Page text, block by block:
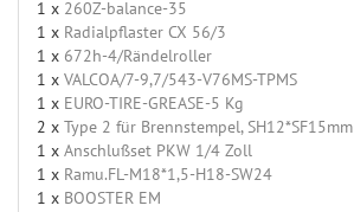
1 x 260Z-balance-35
1 x Radialpflaster CX 56/3
1 x 672h-4/Rändelroller
1 x VALCOA/7-9,7/543-V76MS-TPMS
1 x EURO-TIRE-GREASE-5 Kg
2 x Type 2 für Brennstempel, SH12*SF15mm
1 x Anschlußset PKW 1/4 Zoll
1 x Ramu.FL-M18*1,5-H18-SW24
1 x BOOSTER EM